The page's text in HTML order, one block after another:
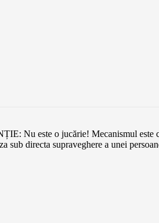
Nu este o jucărie! Mecanismul este
directa supraveghere a unei